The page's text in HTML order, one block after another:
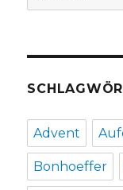
nach:
Advent
Bonhoeffer